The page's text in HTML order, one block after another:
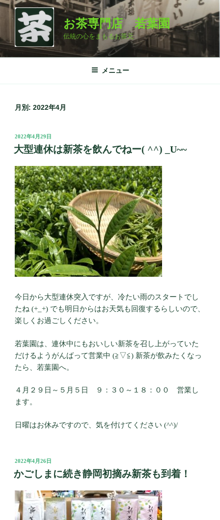
コ
ン
ツ
お茶専門店 若葉園
伝統の心をまもるお茶元
メニュー
月別: 2022年4月
投
稿
日:
2022年4月29日
大型連休は新茶を飲んでねー( ^^) _U~~
今日から大型連休突入ですが、冷たい雨のスタートでし
たね (+_+) でも明日からはお天気も回復するらしいので、
楽しくお過ごしください。
若葉園は、連休中にもおいしい新茶を召し上がっていた
だけるようがんばって営業中 (≧▽≦) 新茶が飲みたくなっ
たら、若葉園へ。
４月２９日～５月５日 ９：３０～１８：００ 営業し
ます。
日曜はお休みですので、気を付けてください (^^)/
投
稿
日:
2022年4月26日
かごしまに続き静岡初摘み新茶も到着！